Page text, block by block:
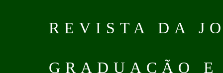
REVISTA DA
GRADUAÇÃO